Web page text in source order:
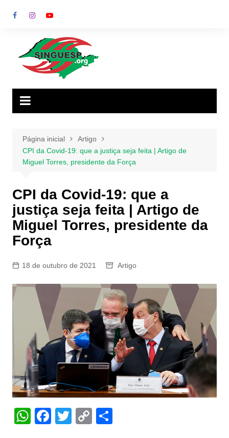
para
Página inicial
Artigo
CPI da Covid-19: que a justiça seja feita | Artigo de
Miguel Torres, presidente da Força
CPI da Covid-19: que a
justiça seja feita | Artigo de
Miguel Torres, presidente da
Força
18 de outubro de 2021 Artigo
W F T C S